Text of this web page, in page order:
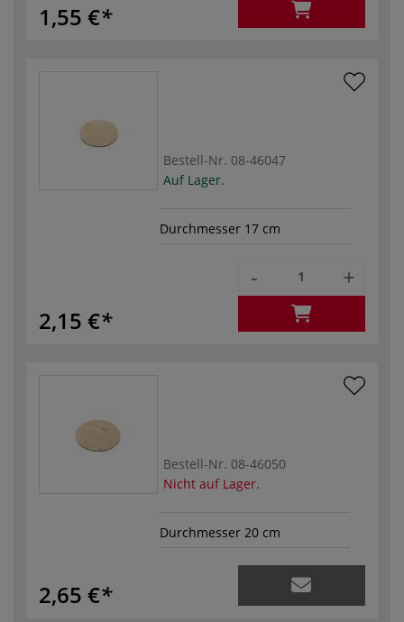
1,55 €
Bestell-Nr. 08-46047
Auf Lager.
Durchmesser 17 cm
2,15 €
- +
Bestell-Nr. 08-46050
Nicht auf Lager.
Durchmesser 20 cm
2,65 €